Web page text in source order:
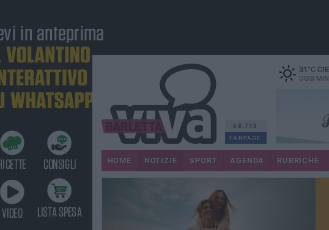
68.713
FANPAGE
31 °C
OGGI MIN
HOME NOTIZIE SPORT AGENDA RUBRICHE